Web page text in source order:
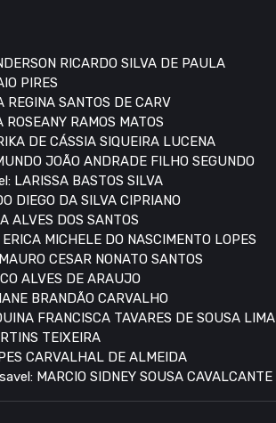
RICARDO SILVA DE PAULA
PIRES
SANTOS DE CARV
RAMOS MATOS
DE CÁSSIA SIQUEIRA LUCENA
JOÃO ANDRADE FILHO SEGUNDO
LARISSA BASTOS SILVA
DIEGO DA SILVA CIPRIANO
ALVES DOS SANTOS
MICHELE DO NASCIMENTO LOPES
CESAR NONATO SANTOS
ALVES DE ARAUJO
BRANDÃO CARVALHO
FRANCISCA TAVARES DE SOUSA LIMA
TEIXEIRA
CARVALHAL DE ALMEIDA
MARCIO SIDNEY SOUSA CAVALCANTE